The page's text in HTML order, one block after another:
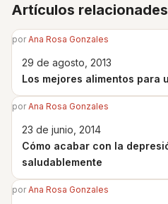
Artículos relacionades
por Ana Rosa Gonzales
29 de agosto, 2013
Los mejores alimentos para
por Ana Rosa Gonzales
23 de junio, 2014
Cómo acabar con la
saludablemente
por Ana Rosa Gonzales